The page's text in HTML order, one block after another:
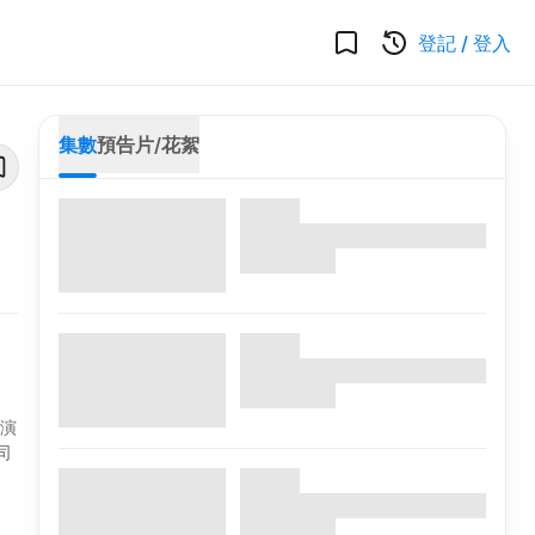
登記 / 登入
集數預告片/花絮